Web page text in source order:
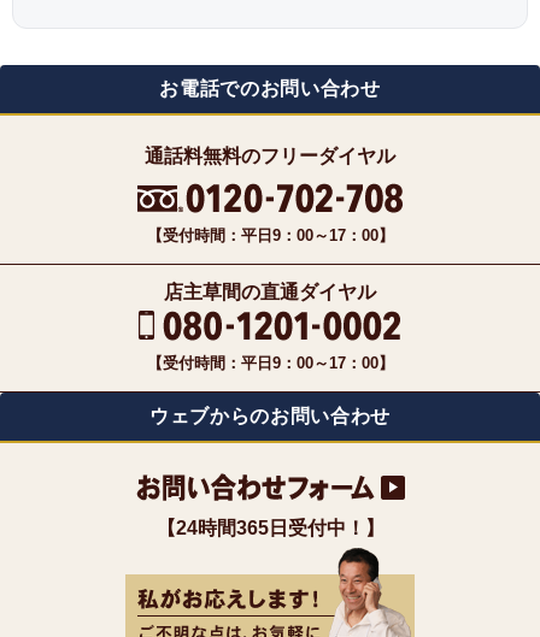
お電話でのお問い合わせ
通話料無料のフリーダイヤル
【受付時間：平日9：00～17：00】
店主草間の直通ダイヤル
【受付時間：平日9：00～17：00】
ウェブからのお問い合わせ
【24時間365日受付中！】